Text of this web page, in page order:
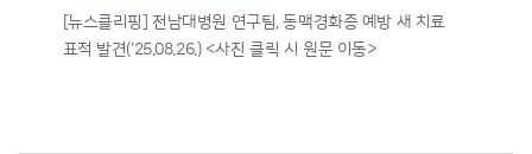
[뉴스클리핑] 전남대병원 연구팀, 동맥경화증 예방 새 치료
표적 발견('25.08.26.) <사진 클릭 시 원문 이동>